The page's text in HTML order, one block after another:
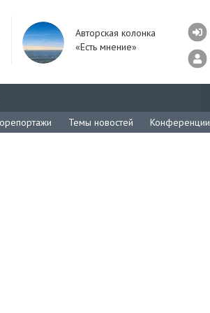
Авторская колонка
«Есть мнение»
Темы новостей Конференции